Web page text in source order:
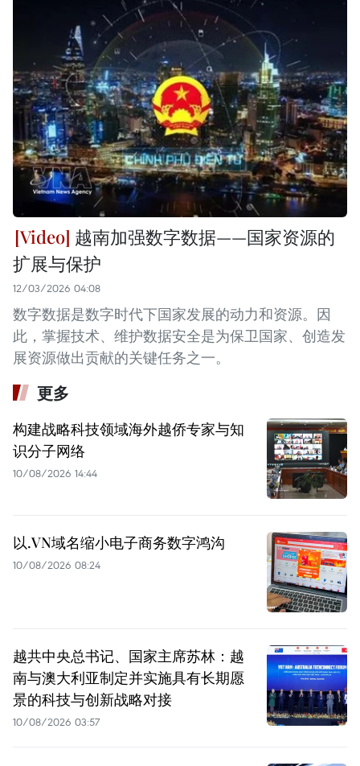
越南加强数字数据——国家资源的
扩展与保护
12/03/2026 04:08
数字数据是数字时代下国家发展的动力和资源。因
此，掌握技术、维护数据安全是为保卫国家、创造发
展资源做出贡献的关键任务之一。
更多
构建战略科技领域海外越侨专家与知
识分子网络
10/08/2026 14:44
以.VN域名缩小电子商务数字鸿沟
10/08/2026 08:24
越共中央总书记、国家主席苏林：越
南与澳大利亚制定并实施具有长期愿
景的科技与创新战略对接
10/08/2026 03:57